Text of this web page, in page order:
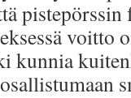
voitto
kunnia